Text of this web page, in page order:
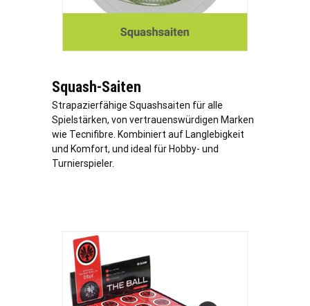
Squash-Saiten
Strapazierfähige Squashsaiten für alle
Spielstärken, von vertrauenswürdigen Marken
wie Tecnifibre. Kombiniert auf Langlebigkeit
und Komfort, und ideal für Hobby- und
Turnierspieler.